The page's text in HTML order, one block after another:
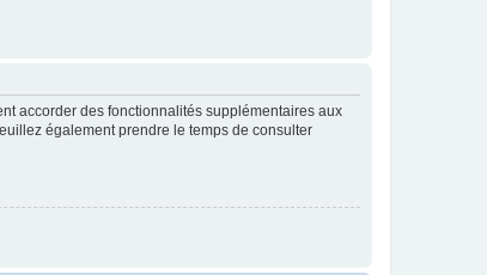
accorder des fonctionnalités supplémentaires aux
également prendre le temps de consulter